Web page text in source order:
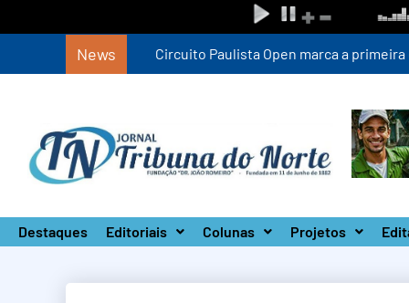
News Circuito Paulista Open marca a primeira
Destaques Editoriais Colunas Projetos